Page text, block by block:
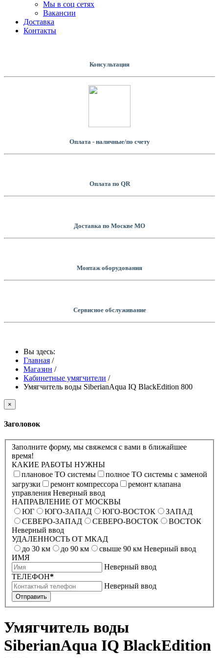
Мы в соц сетях
Вакансии
Доставка
Контакты
Консультация
Оплата - наличные/по счету
Оплатa по QR
Доставка по Москве МО
Монтаж оборудования
Сервисное обслуживание
Вы здесь:
Главная /
Магазин /
Кабинетные умягчители /
Умягчитель воды SiberianAqua IQ BlackEdition 800
×
Заголовок
Заполните форму, мы свяжемся с вами в ближайшее
время!
КАКИЕ РАБОТЫ НУЖНЫ
плановое ТО системы
полное ТО системы с заменой
загрузки
ремонт компрессора
ремонт клапана
управления Неверный ввод
НАПРАВЛЕНИЕ ОТ МОСКВЫ
ЮГ
ЮГО-ЗАПАД ЮГО-ВОСТОК
ЗАПАД
СЕВЕРО-ЗАПАД
СЕВЕРО-ВОСТОК
ВОСТОК
Неверный ввод
УДАЛЕННОСТЬ ОТ МКАД
до 30 км
до 90 км свыше 90 км Неверный ввод
ИМЯ
Неверный ввод
ТЕЛЕФОН*
Неверный ввод
Отправить
Умягчитель воды
SiberianAqua IQ BlackEdition